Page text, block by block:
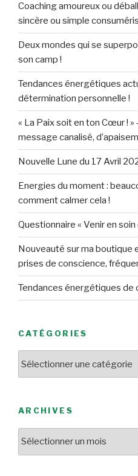
Coaching amoureux ou
sincère ou simple
Deux mondes qui se
son camp !
Tendances énergétiques
détermination personnelle !
« La Paix soit en ton Cœur !
message canalisé,
Nouvelle Lune du 17 Avril
Energies du moment :
comment calmer cela !
Questionnaire « Venir en
Nouveauté sur ma boutique
prises de conscience,
Tendances énergétiques de
CATÉGORIES
ARCHIVES